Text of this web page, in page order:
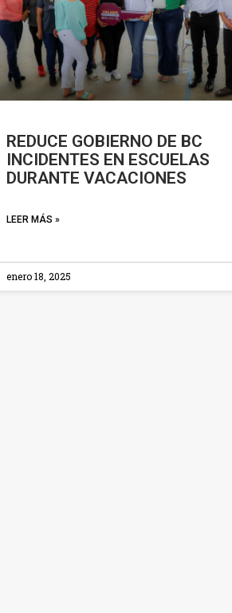
REDUCE GOBIERNO DE BC
INCIDENTES EN ESCUELAS
DURANTE VACACIONES
LEER MÁS »
enero 18, 2025